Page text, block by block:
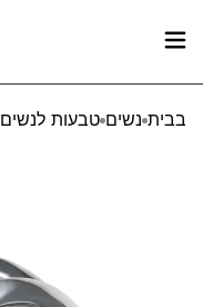
בבית נשים טבעות לנשים